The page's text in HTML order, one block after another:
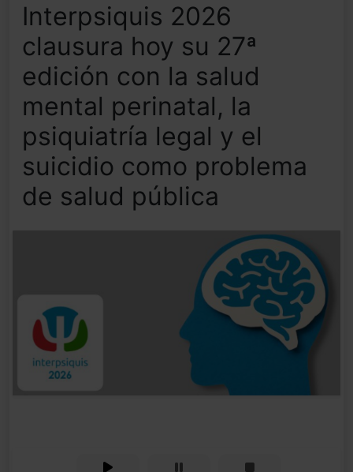
Interpsiquis 2026
clausura hoy su 27ª
edición con la salud
mental perinatal, la
psiquiatría legal y el
suicidio como problema
de salud pública